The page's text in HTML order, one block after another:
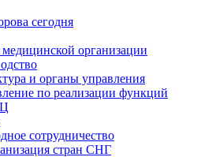
сегодня
организации
и органы управления
по реализации функций
сотрудничество
стран СНГ